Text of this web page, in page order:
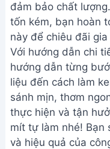
đảm bảo chất
tốn kém, bạn hoàn
này để chiêu đãi
Với hướng dẫn chi
hướng dẫn từng
liệu đến cách làm
sánh mịn, thơm
thực hiện và tận
mít tự làm nhé! Bạn
và hiệu quả của